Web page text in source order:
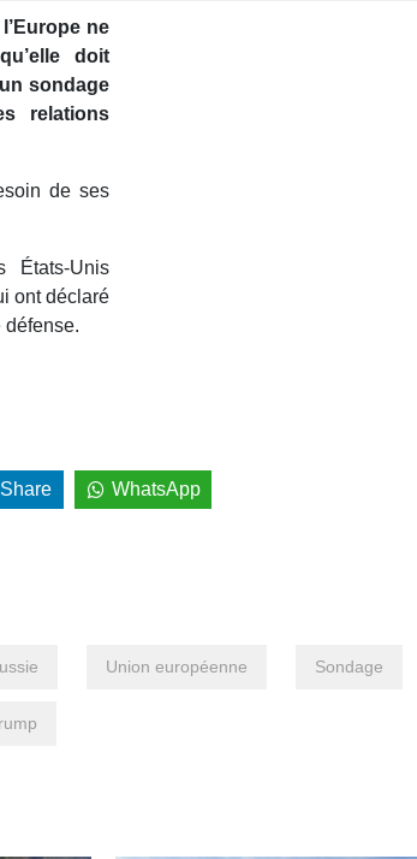
ne
doit
sondage
relations
de ses
Unis
ont déclaré
défense.
Share WhatsApp
Union européenne Sondage